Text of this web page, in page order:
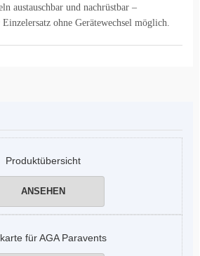
austauschbar und nachrüstbar –
ohne Gerätewechsel möglich.
Produktübersicht
ANSEHEN
für AGA Paravents